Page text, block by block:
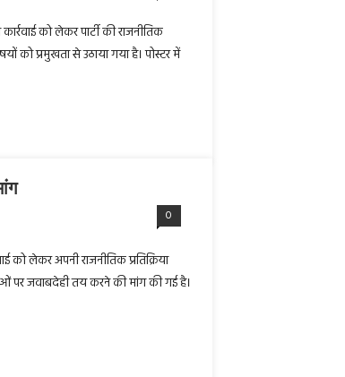
को लेकर पार्टी की राजनीतिक
को प्रमुखता से उठाया गया है। पोस्टर में
0
को लेकर अपनी राजनीतिक प्रतिक्रिया
पर जवाबदेही तय करने की मांग की गई है।